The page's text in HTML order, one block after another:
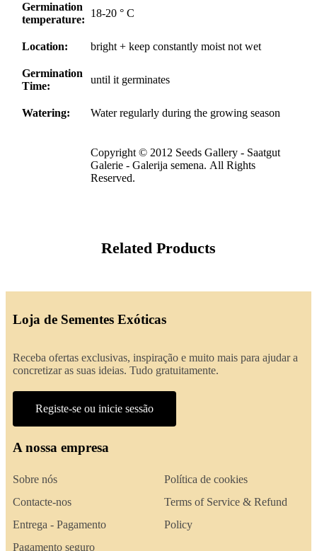
Germination
temperature:
18-20 ° C
Location: bright + keep constantly moist not wet
Germination
Time:
until it germinates
Watering: Water regularly during the growing season
Copyright © 2012 Seeds Gallery - Saatgut
Galerie - Galerija semena. All Rights
Reserved.
Related Products
Loja de Sementes Exóticas
Receba ofertas exclusivas, inspiração e muito mais para ajudar a
concretizar as suas ideias. Tudo gratuitamente.
Registe-se ou inicie sessão
A nossa empresa
Sobre nós
Contacte-nos
Entrega - Pagamento
Pagamento seguro
Política de cookies
Terms of Service & Refund
Policy